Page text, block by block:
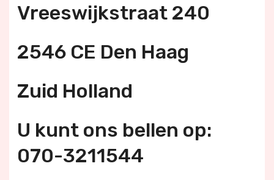
Vreeswijkstraat 240
2546 CE Den Haag
Zuid Holland
U kunt ons bellen op:
070-3211544